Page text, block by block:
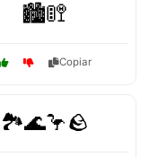
🏙️🚦🚏
Copiar
🏞️🌊🦩🪨